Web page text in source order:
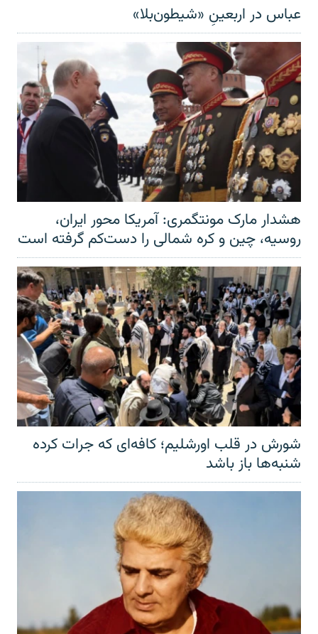
عباس در اربعینِ «شیطون‌بلا»
هشدار مارک مونتگمری: آمریکا محور ایران،
روسیه، چین و کره شمالی را دست‌کم گرفته است
شورش در قلب اورشلیم؛ کافه‌ای که جرات کرده
شنبه‌ها باز باشد